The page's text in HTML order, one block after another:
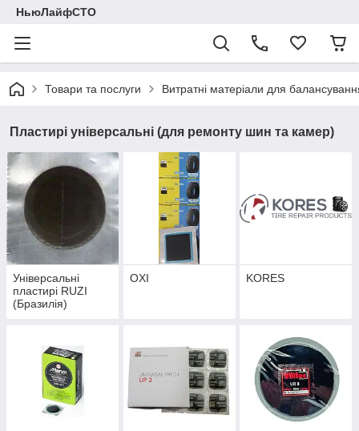
НьюЛайфСТО
Товари та послуги Витратні матеріали для
Пластирі універсальні (для ремонту шин та камер)
Універсальні
пластирі RUZI
(Бразилія)
OXI KORES